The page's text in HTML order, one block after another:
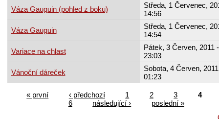
Váza Gauguin (pohled z boku)
Středa, 1 Červenec,
14:56
Váza Gauguin
Středa, 1 Červenec,
14:54
Variace na chlast
Pátek, 3 Červen, 2011 -
23:03
Vánoční dáreček
Sobota, 4 Červen,
01:23
« první ‹ předchozí 1 2 3
4
6
následující ›
poslední »